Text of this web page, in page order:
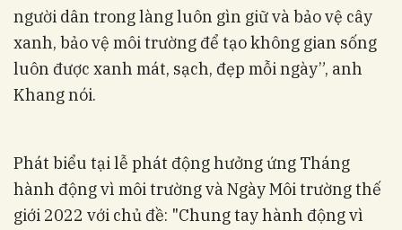
người dân trong làng luôn gìn giữ và bảo vệ cây
xanh, bảo vệ môi trường để tạo không gian sống
luôn được xanh mát, sạch, đẹp mỗi ngày”, anh
Khang nói.
Phát biểu tại lễ phát động hưởng ứng Tháng
hành động vì môi trường và Ngày Môi trường thế
giới 2022 với chủ đề: "Chung tay hành động vì